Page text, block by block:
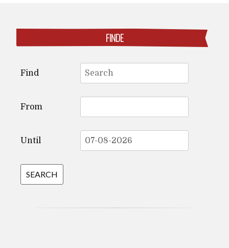
FINDE
for:
Find
From
Until